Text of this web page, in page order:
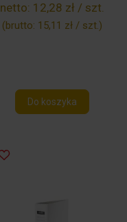
netto: 12,28 zł / szt.
(brutto: 15,11 zł / szt.)
Do koszyka